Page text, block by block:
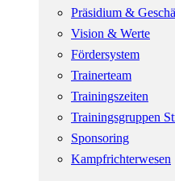
Präsidium &
Vision & Werte
Fördersystem
Trainerteam
Trainingszeiten
Trainingsgruppen
Sponsoring
Kampfrichterwesen